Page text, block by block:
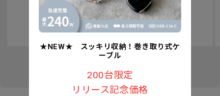
★NEW★ スッキリ収納！巻き取り式ケ
ーブル
200台限定
リリース記念価格